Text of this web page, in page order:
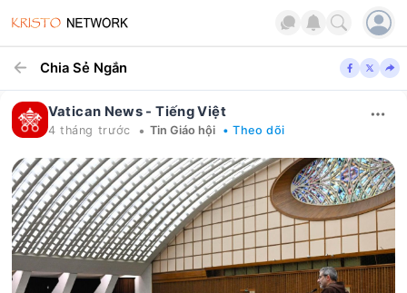
Chia Sẻ Ngắn
Vatican News - Tiếng Việt
4 tháng trước • Tin Giáo hội • Theo dõi